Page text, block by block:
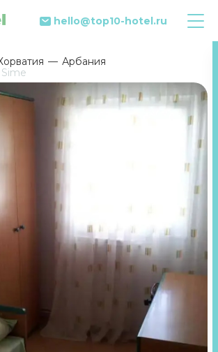
hello@top10-hotel.ru
Арбания